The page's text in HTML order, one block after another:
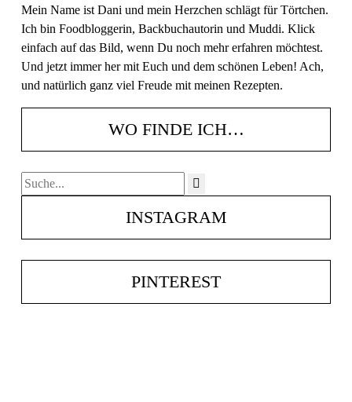
Mein Name ist Dani und mein Herzchen schlägt für Törtchen.
Ich bin Foodbloggerin, Backbuchautorin und Muddi. Klick
einfach auf das Bild, wenn Du noch mehr erfahren möchtest.
Und jetzt immer her mit Euch und dem schönen Leben! Ach,
und natürlich ganz viel Freude mit meinen Rezepten.
WO FINDE ICH…
INSTAGRAM
frolleinklein
frolleinklein
Nov. 12
frolleinklein
frolleinklein
frolleinklein
frolleinklein
Juni 4
frolleinklein
frolleinklein
frolleinklein
PINTEREST